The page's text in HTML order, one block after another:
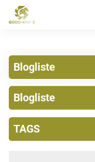
Blogliste
Blogliste
TAGS